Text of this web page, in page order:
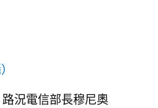
況電信部長穆尼奧